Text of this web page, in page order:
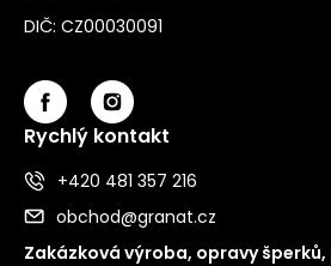
DIČ: CZ00030091
Rychlý kontakt
+420 481 357 216
obchod@granat.cz
Zakázková výroba, opravy